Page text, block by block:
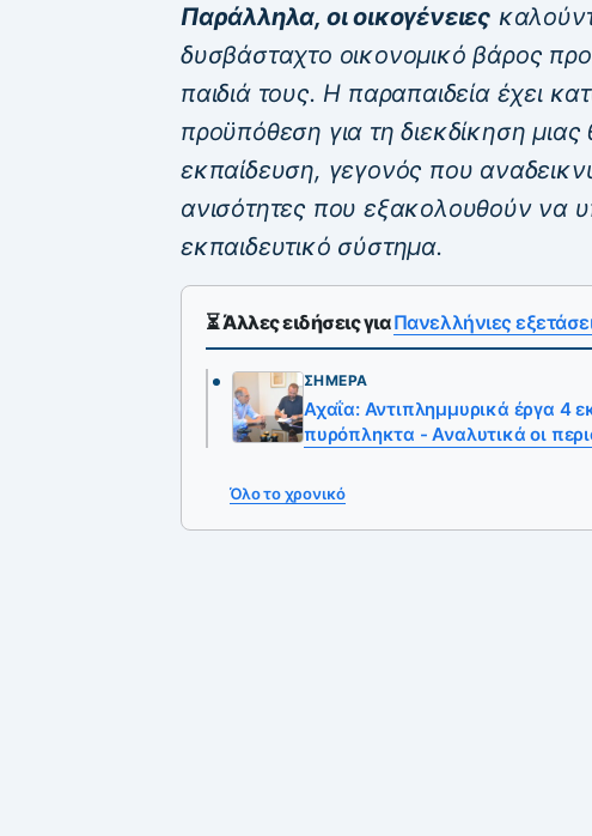
Παράλληλα, οι οικογένειες
δυσβάσταχτο οικονομικό βάρος
παιδιά τους. Η παραπαιδεία έχει
προϋπόθεση για τη διεκδίκηση μιας
εκπαίδευση, γεγονός που
ανισότητες που εξακολουθούν να
εκπαιδευτικό σύστημα.
⏳ Άλλες ειδήσεις γιαΠανελλήνιες
ΣΉΜΕΡΑ
Αχαΐα: Αντιπλημμυρικά έργα 4
πυρόπληκτα - Αναλυτικά οι
Όλο το χρονικό